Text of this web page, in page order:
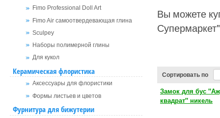
Fimo Professional Doll Art
Fimo Air самоотвердевающая глина
Sculpey
Наборы полимерной глины
Для кукол
Керамическая флористика
Аксессуары для флористики
Формы листьев и цветов
Фурнитура для бижутерии
Вы можете
Сортировать по
Замок для бус
квадрат" никель